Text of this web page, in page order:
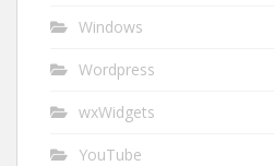
Windows
Wordpress
wxWidgets
YouTube